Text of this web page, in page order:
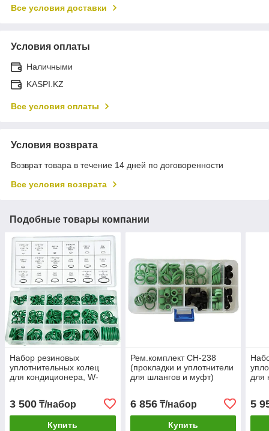
Все условия доставки
Условия оплаты
Наличными
KASPI.KZ
Все условия оплаты
Условия возврата
Возврат товара в течение 14 дней по договоренности
Все условия возврата
Подобные товары компании
Набор резиновых
уплотнительных колец
для кондиционера, W-
3 500 ₸/набор
Купить
Рем.комплект СН-238
(прокладки и уплотнители
для шлангов и муфт)
6 856₸/набор
Купить
для
5